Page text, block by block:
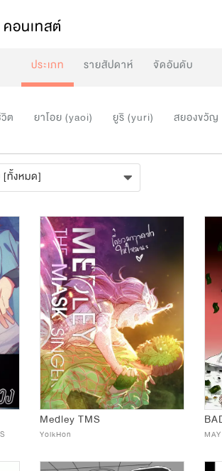
คอนเทสต์
ประเภท รายสัปดาห์ จัดอันดับ
ต ยาโอย (yaoi) ยูริ (yuri) สยองขวัญ
[ทั้งหมด]
Medley TMS
YolkHon